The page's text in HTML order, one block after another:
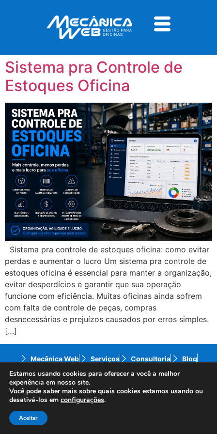
Tag:organização de
estoque oficina
Sistema pra Controle de
Estoques Oficina
Sistema pra controle de estoques oficina: como evitar
perdas e aumentar o lucro Um sistema pra controle de
estoques oficina é essencial para manter a organização,
evitar desperdícios e garantir que sua operação
funcione com eficiência. Muitas oficinas ainda sofrem
com falta de controle de peças, compras
desnecessárias e prejuízos causados por erros simples.
[…]
Mecânica Web Serviços Consultoria
Blog
Política de Privacidade
© 2024 Mecânica Web – Todos os direitos reservados
– Website desenvolvido por
Estamos usando cookies para oferecer a você a melhor
experiência em nosso site.
Você pode saber mais sobre quais cookies estamos usando ou
desativá-los em configurações.
Aceitar